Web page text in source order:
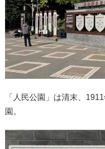
「人民公園」は清末、
園。